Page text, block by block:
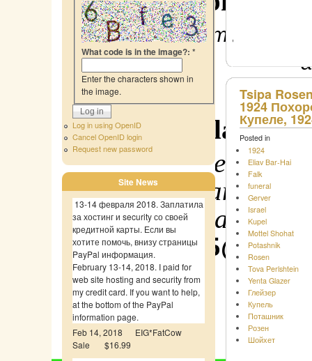
Tsipa
1924
Купеле,
Posted in
1924
Eliav Bar-Hai
Falk
funeral
Gerver
Israel
Kupel
Mottel Shohat
Potashnik
Rosen
Tova Perlshtein
Yenta Glazer
Глейзер
Купель
Поташник
Розен
Шойхет
What code is in the image?: *
Enter the characters shown in
the image.
Log in using OpenID
Cancel OpenID login
Request new password
Site News
13-14 февраля 2018. Заплатила
за хостинг и security со своей
кредитной карты. Если вы
хотите помочь, внизу страницы
PayPal информация.
February 13-14, 2018. I paid for
web site hosting and security from
my credit card. If you want to help,
at the bottom of the PayPal
information page.
Feb 14, 2018 EIG*FatCow
Sale $16.99
Support the site
Translation
Our purpose is
developing and
Russian
at
Compiled by Nina